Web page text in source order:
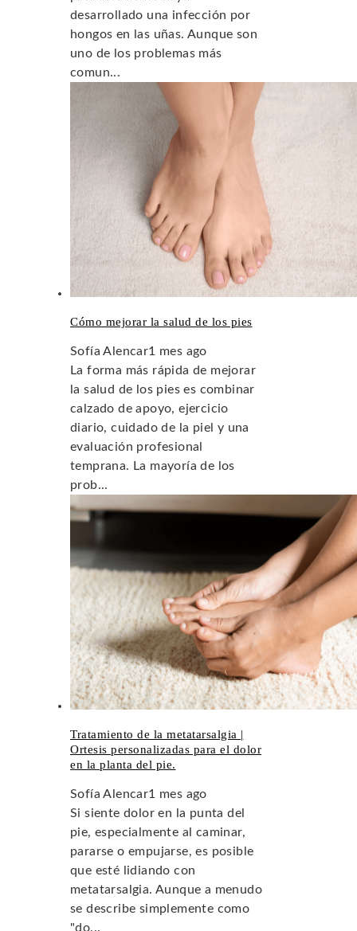
desarrollado una infección por
hongos en las uñas. Aunque son
uno de los problemas más
comun...
Cómo mejorar la salud de los pies
Sofía Alencar1 mes ago
La forma más rápida de mejorar
la salud de los pies es combinar
calzado de apoyo, ejercicio
diario, cuidado de la piel y una
evaluación profesional
temprana. La mayoría de los
prob...
Tratamiento de la metatarsalgia |
Ortesis personalizadas para el dolor
en la planta del pie.
Sofía Alencar1 mes ago
Si siente dolor en la punta del
pie, especialmente al caminar,
pararse o empujarse, es posible
que esté lidiando con
metatarsalgia. Aunque a menudo
se describe simplemente como
"do...